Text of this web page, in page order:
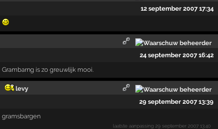
12 september 2007 17:34
24 september 2007 16:42
Grambarng is zo greuwlijk mooi.
levy
29 september 2007 13:39
gramsbargen
laatste aanpassing 29 september 2007 13:40